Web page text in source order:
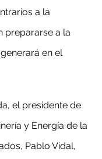
a la
prepararse a la
en el
el presidente de
y Energía de la
Pablo Vidal,